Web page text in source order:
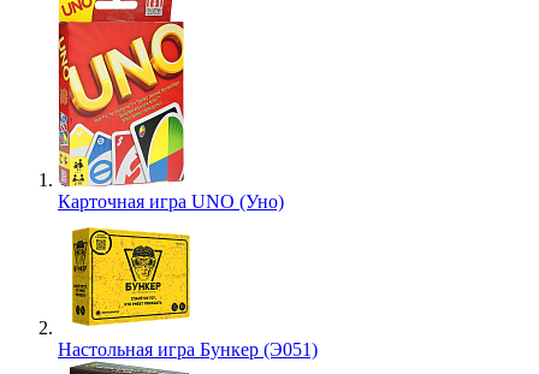
Карточная игра UNO (Уно)
Настольная игра Бункер (Э051)